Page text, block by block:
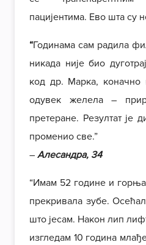
пацијентима. Ево шта су
“Годинама сам радила
никада није био
код др. Марка, коначно
одувек желела –
претеране. Резултат је
променио све.”
– Алесандра, 34
“Имам 52 године и
прекривала зубе.
што јесам. Након лип
изгледам 10 година